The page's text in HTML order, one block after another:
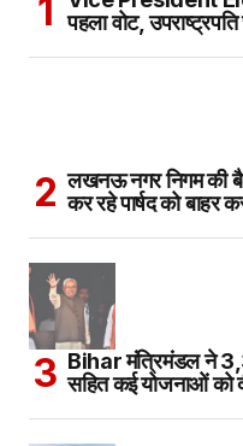
पहला वोट,
लखनऊ नगर निगम की
कर रहे पार्षद को बाहर
Bihar मंत्रिमंडल ने
सहित कई योजनाओं को